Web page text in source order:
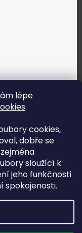
lépe
.
cookies,
dobře se
sloužící k
jeho funkčnosti
spokojenosti.
- všechna práva